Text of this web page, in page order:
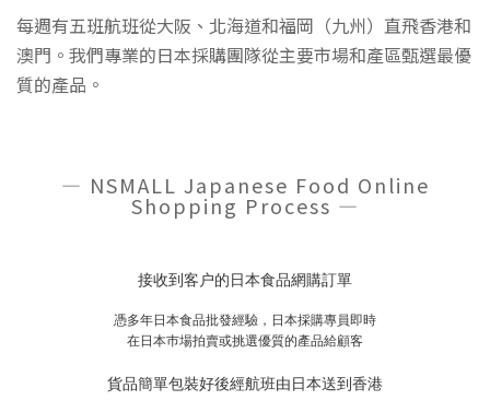
每週有五班航班從大阪、北海道和福岡（九州）直飛香港和
澳門。我們專業的日本採購團隊從主要市場和產區甄選最優
質的產品。
— NSMALL Japanese Food Online
Shopping Process —
接收到客户的日本食品網購訂單
憑多年日本食品批發經驗，日本採購專員即時
在日本巿場拍賣或挑選優質的產品給顧客
貨品簡單包裝好後經航班由日本送到香港